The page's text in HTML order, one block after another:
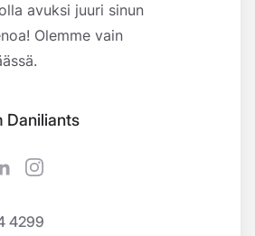
avuksi juuri sinun
Olemme vain
Daniliants
Instagram
4299